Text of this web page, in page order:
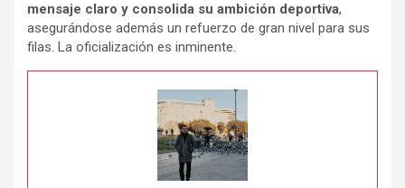
mensaje claro y consolida su ambición deportiva,
asegurándose además un refuerzo de gran nivel para sus
filas. La oficialización es inminente.